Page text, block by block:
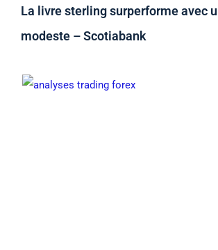
La livre sterling surperforme avec
modeste – Scotiabank